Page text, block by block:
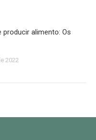
producir alimento: Os
2022